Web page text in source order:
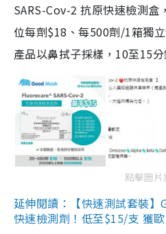
SARS-Cov-2 抗原快速檢測
位每劑$18、每500劑/1箱獨
產品以鼻拭子採樣，10至15分
點擊圖片
延伸閱讀：【快速測試套裝
快速檢測劑！低至$15/支 獲